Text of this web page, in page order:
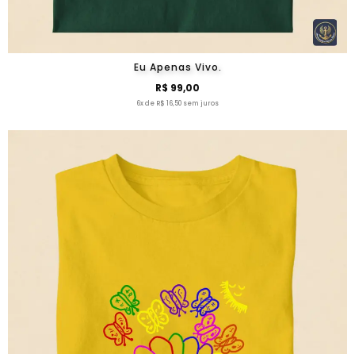
Eu Apenas Vivo.
R$ 99,00
6x de R$ 16,50 sem juros